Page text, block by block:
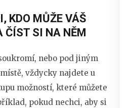
KDO MŮŽE VÁŠ
ČÍST SI NA NĚM
nebo pod jiným
vždycky najdete u
možností, které můžete
pokud nechci, aby si